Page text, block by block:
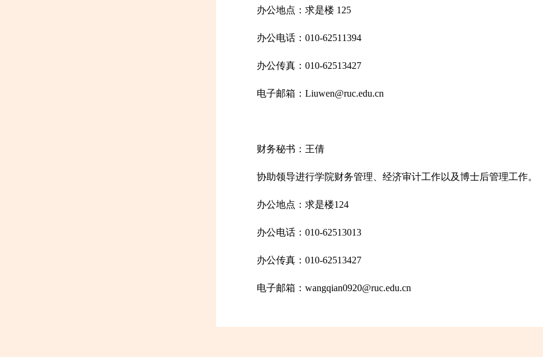
办公地点：求是楼 125
办公电话：010-62511394
办公传真：010-62513427
电子邮箱：Liuwen@ruc.edu.cn
财务秘书：王倩
协助领导进行学院财务管理、经济审计工作以及博士后管理工作。
办公地点：求是楼124
办公电话：010-62513013
办公传真：010-62513427
电子邮箱：wangqian0920@ruc.edu.cn